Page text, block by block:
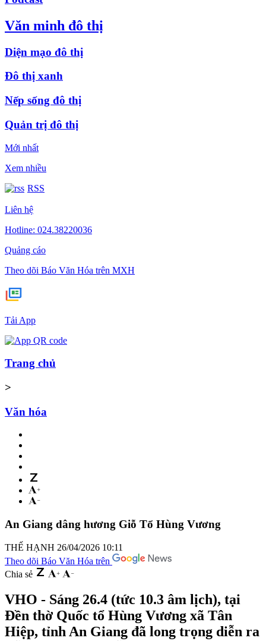
Văn minh đô thị
Diện mạo đô thị
Đô thị xanh
Nếp sống đô thị
Quản trị đô thị
Mới nhất
Xem nhiều
RSS
Liên hệ
Hotline: 024.38220036
Quảng cáo
Theo dõi Báo Văn Hóa trên MXH
Tải App
Trang chủ
>
Văn hóa
An Giang dâng hương Giỗ Tổ Hùng Vương
THẾ HẠNH 26/04/2026 10:11
Theo dõi Báo Văn Hóa trên
Chia sẻ
VHO - Sáng 26.4 (tức 10.3 âm lịch), tại
Đền thờ Quốc tổ Hùng Vương xã Tân
Hiệp, tỉnh An Giang đã long trọng diễn ra